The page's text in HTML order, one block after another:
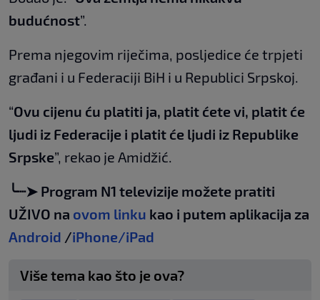
budućnost”.
Prema njegovim riječima, posljedice će trpjeti
građani i u Federaciji BiH i u Republici Srpskoj.
“Ovu cijenu ću platiti ja, platit ćete vi, platit će
ljudi iz Federacije i platit će ljudi iz Republike
Srpske”, rekao je Amidžić.
╰┈➤ Program N1 televizije možete pratiti
UŽIVO na ovom linku kao i putem aplikacija za
Android /iPhone/iPad
Više tema kao što je ova?